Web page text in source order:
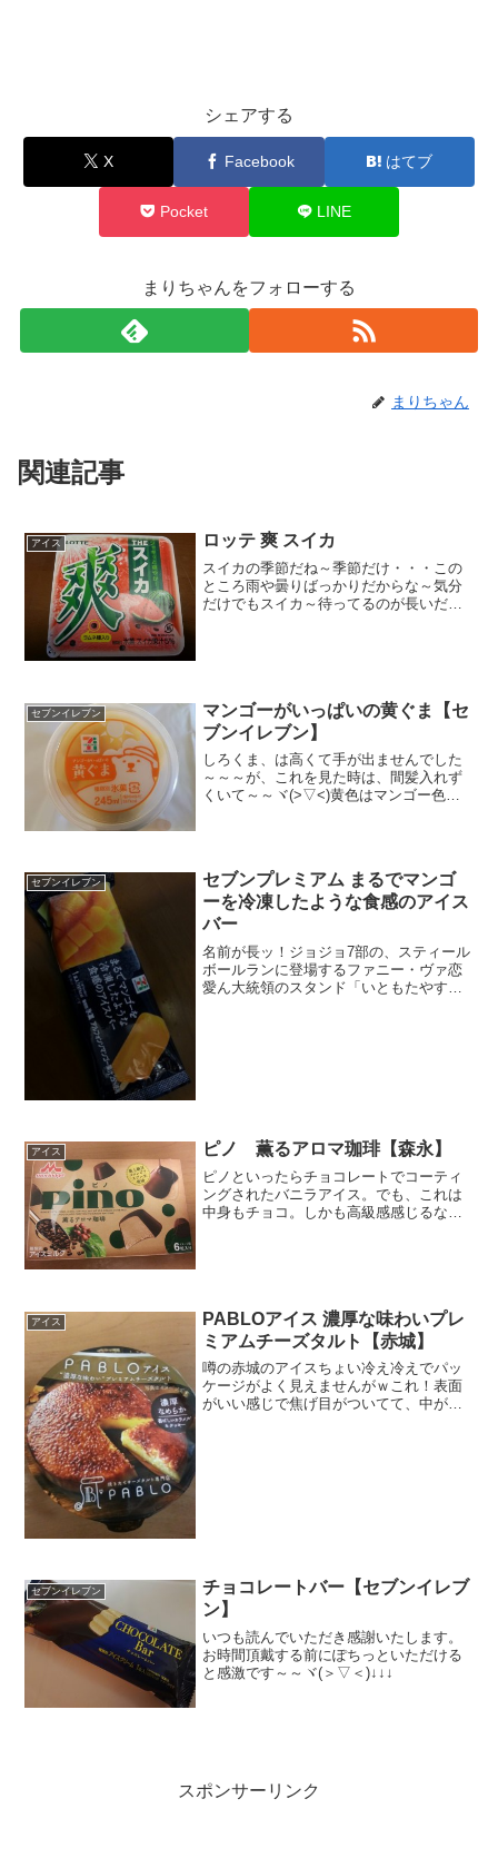
シェアする
X Facebook はてブ
Pocket LINE
まりちゃんをフォローする
まりちゃん
関連記事
アイス ロッテ 爽 スイカ
スイカの季節だね～季節だけ・・・この
ところ雨や曇りばっかりだからな～気分
だけでもスイカ～待ってるのが長いだ
セブンイレブン
マンゴーがいっぱいの黄ぐま【セ
ブンイレブン】
しろくま、は高くて手が出ませんでした
～～～が、これを見た時は、間髪入れず
くいて～～ヾ(>▽<)黄色はマンゴー色だ
トありますから。２６...
セブンイレブン
セブンプレミアム まるでマンゴ
ーを冷凍したような食感のアイス
バー
名前が長ッ！ジョジョ7部の、スティール
ボールランに登場するファニー・ヴァ恋
愛ん大統領のスタンド「いともたやすく
アイス ピノ 薫るアロマ珈琲【森永】
ピノといったらチョコレートでコーティ
ングされたバニラアイス。でも、これは
中身もチョコ。しかも高級感感じるな
アイス
PABLOアイス 濃厚な味わいプレ
ミアムチーズタルト【赤城】
噂の赤城のアイスちょい冷え冷えでパッ
ケージがよく見えませんがｗこれ！表面
がいい感じで焦げ目がついてて、中がチ
セブンイレブン
チョコレートバー【セブンイレブ
ン】
いつも読んでいただき感謝いたします。
お時間頂戴する前にぽちっといただける
と感激です～～ヾ(＞▽＜)↓↓↓
スポンサーリンク